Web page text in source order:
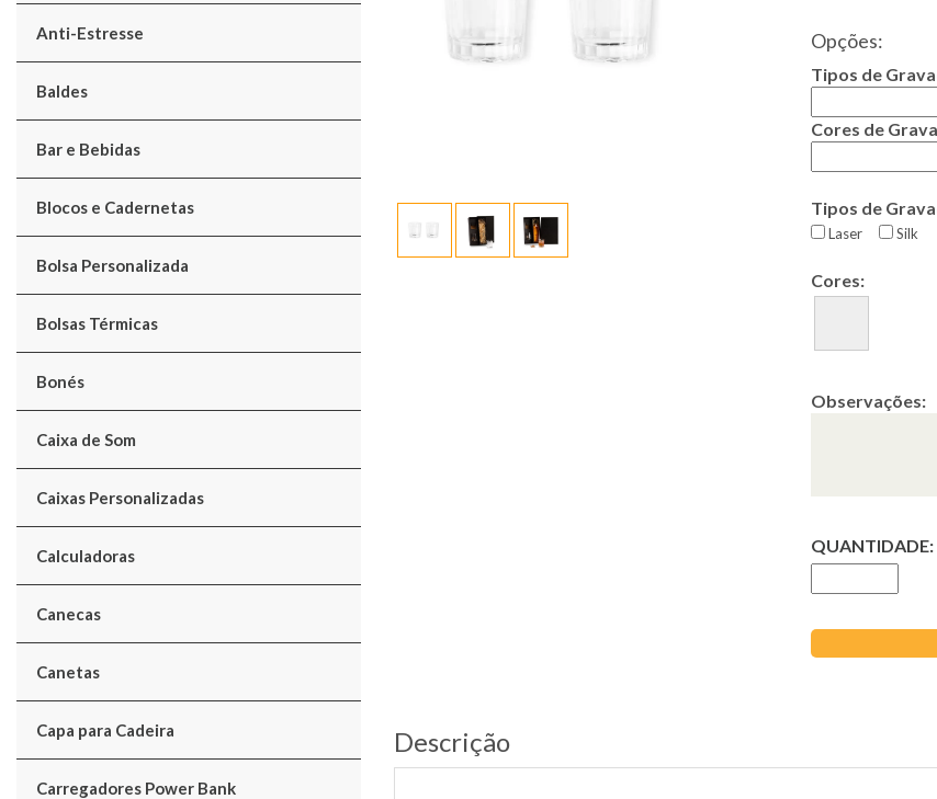
Anti-Estresse
Baldes
Bar e Bebidas
Blocos e Cadernetas
Bolsa Personalizada
Bolsas Térmicas
Bonés
Caixa de Som
Caixas Personalizadas
Calculadoras
Canecas
Canetas
Capa para Cadeira
Carregadores Power Bank
Opções:
Tipos de
Cores de
Tipos de
Laser Silk
Cores:
Observações:
QUANTIDADE:
Descrição